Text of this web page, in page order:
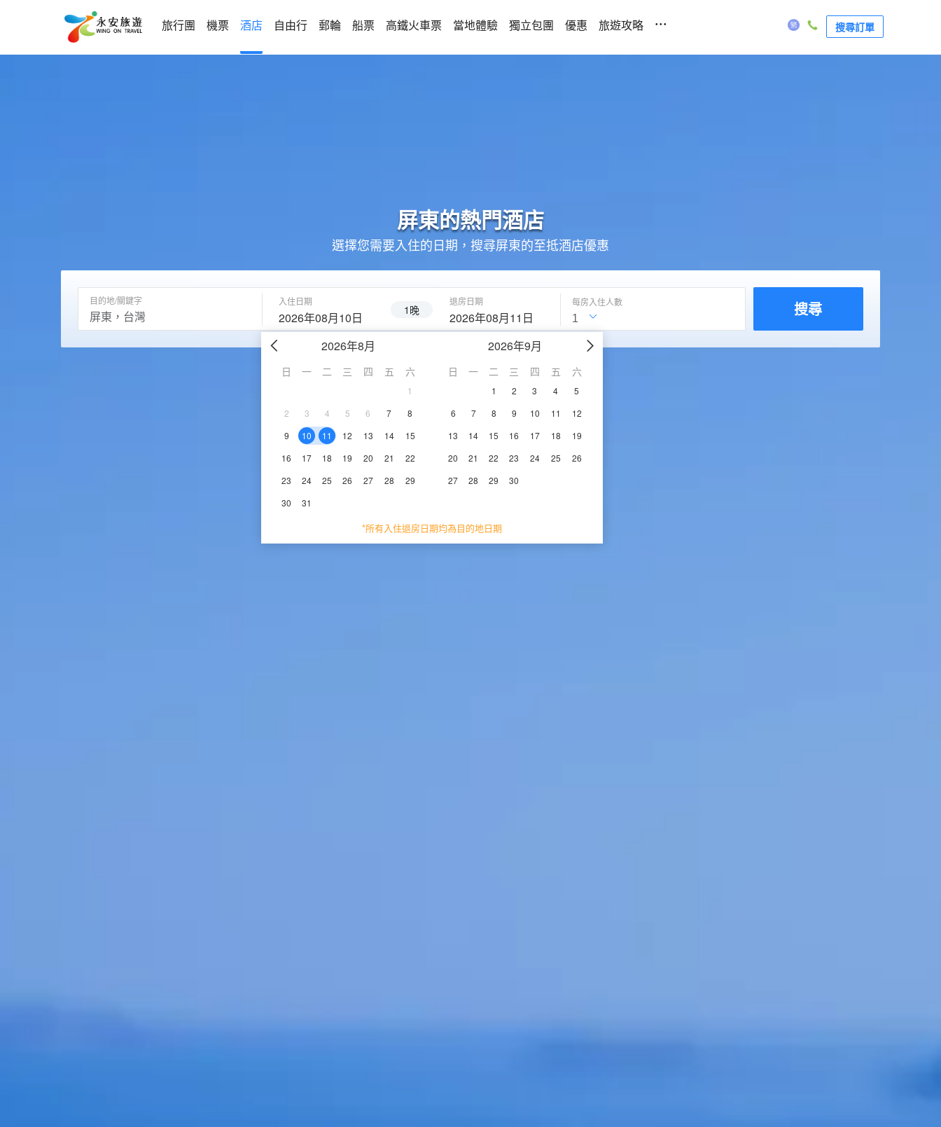
旅行團 機票 酒店 自由行 郵輪 船票 高鐵火車票 當地體驗 獨立包團 優惠 旅遊攻略 ... 搜尋訂單
屏東的熱門酒店
選擇您需要入住的日期，搜尋屏東的至抵酒店優惠
目的地/關鍵字 入住日期
2026年08月10日 1晚
退房日期
2026年08月11日
2026年8月
日 一 二 三 四 五 六
1
2
3 4 5 6 7
8
9
10 11 12 13 14
15
16
17 18 19 20 21
22
23
24 25 26 27 28
29
30
31
2026年9月
日 一 二 三 四 五 六
1 2 3 4
5
6
7 8 9 10 11
12
13
14 15 16 17 18
19
20
21 22 23 24 25
26
27
28 29 30
*所有入住退房日期均為目的地日期
每房入住人數 搜尋